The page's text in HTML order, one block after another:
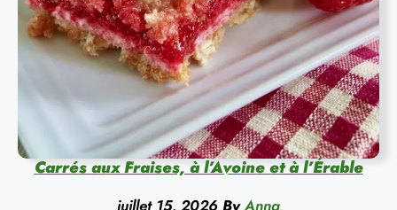
Carrés aux Fraises, à l’Avoine et à l’Érable
juillet 15, 2026 By Anna